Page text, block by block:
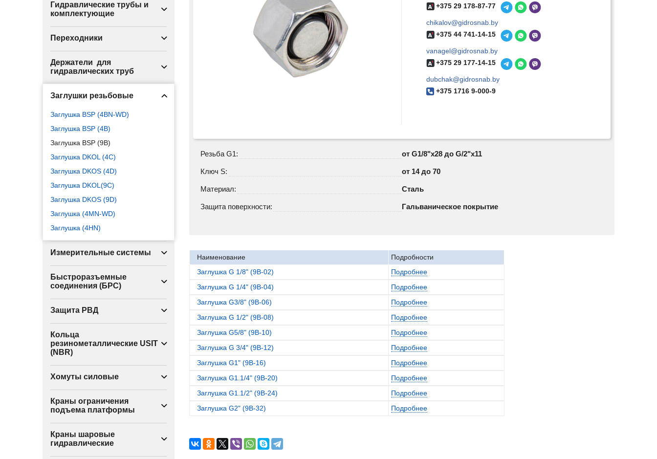
Гидравлические трубы и
комплектующие
Переходники
Держатели для
гидравлических труб
Заглушки резьбовые
Заглушка BSP (4BN-WD)
Заглушка BSP (4B)
Заглушка BSP (9B)
Заглушка DKOL (4C)
Заглушка DKOS (4D)
Заглушка DKOL(9C)
Заглушка DKOS (9D)
Заглушка (4MN-WD)
Заглушка (4HN)
Измерительные системы
Быстроразъемные
соединения (БРС)
Защита РВД
Кольца
резинометаллические USIT
(NBR)
Хомуты силовые
Краны ограничения
подъема платформы
Краны шаровые
гидравлические
+375 29 178-87-77
chikalov@gidrosnab.by
+375 44 741-14-15
vanagel@gidrosnab.by
+375 29 177-14-15
dubchak@gidrosnab.by
+375 1716 9-000-9
Резьба G1: от G1/8"x28 до G/2"x11
Ключ S: от 14 до 70
Материал: Сталь
Защита поверхности: Гальваническое покрытие
Наименование
Подробности
Заглушка G 1/8" (9B-02)
Подробнее
Заглушка G 1/4" (9B-04)
Подробнее
Заглушка G3/8" (9B-06)
Подробнее
Заглушка G 1/2" (9B-08)
Подробнее
Заглушка G5/8" (9B-10)
Подробнее
Заглушка G 3/4" (9B-12)
Подробнее
Заглушка G1" (9B-16)
Подробнее
Заглушка G1.1/4" (9B-20)
Подробнее
Заглушка G1.1/2" (9B-24)
Подробнее
Заглушка G2" (9B-32)
Подробнее